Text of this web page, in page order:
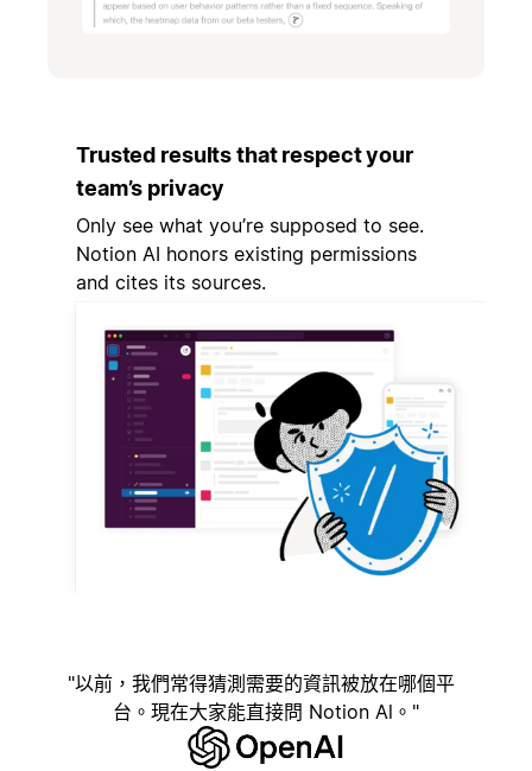
Trusted results that respect your
team’s privacy
Only see what you’re supposed to see.
Notion AI honors existing permissions
and cites its sources.
以前，我們常得猜測需要的資訊被放在哪個平
台。現在大家能直接問 Notion Al。